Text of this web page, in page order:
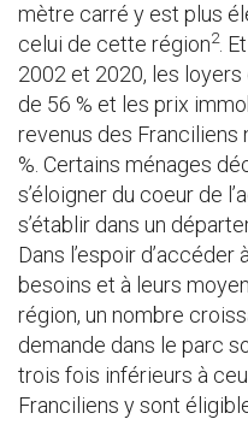
mètre carré y est plus
celui de cette région2.
2002 et 2020, les
de 56 % et les prix
revenus des Franciliens
%. Certains ménages
s’éloigner du coeur de
s’établir dans un
Dans l’espoir
besoins et à leurs
région, un nombre
demande dans le parc
trois fois inférieurs à
Franciliens y sont